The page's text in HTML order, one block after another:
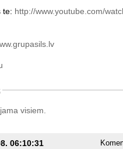
te: http://www.youtube.com/
visiem.
06:10:31